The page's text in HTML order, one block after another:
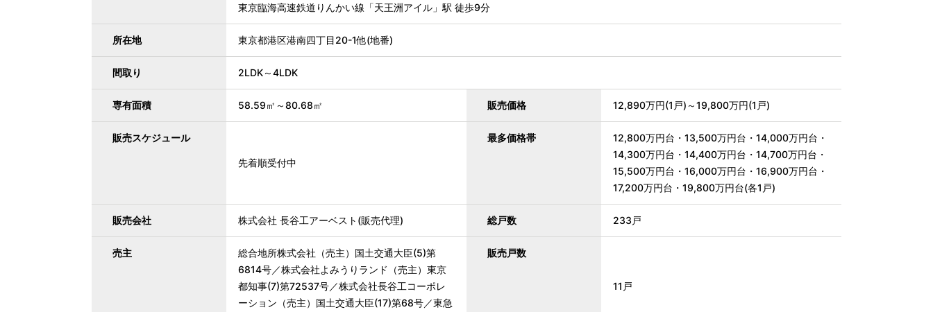
東京臨海高速鉄道りんかい線「天王洲アイル」駅 徒歩9分
所在地 東京都港区港南四丁目20-1他(地番)
間取り 2LDK～4LDK
専有面積 58.59㎡～80.68㎡ 販売価格 12,890万円(1戸)～19,800万円(1戸)
販売スケジュール
先着順受付中
最多価格帯
12,800万円台・13,500万円台・14,000万円台・
14,300万円台・14,400万円台・14,700万円台・
15,500万円台・16,000万円台・16,900万円台・
17,200万円台・19,800万円台(各1戸)
販売会社 株式会社 長谷工アーベスト(販売代理) 総戸数 233戸
売主
総合地所株式会社（売主）国土交通大臣(5)第
6814号／株式会社よみうりランド（売主）東京
都知事(7)第72537号／株式会社長谷工コーポレ
ーション（売主）国土交通大臣(17)第68号／東急
販売戸数
11戸